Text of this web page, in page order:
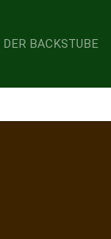
DER BACKSTUBE